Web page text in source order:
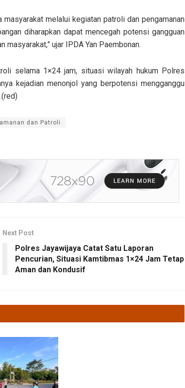
melalui kegiatan patroli dan pengamanan
diharapkan dapat mencegah potensi gangguan
ujar IPDA Yan Paembonan.
selama 1×24 jam, situasi wilayah hukum Polres
kejadian menonjol yang berpotensi mengganggu
dan Patroli
Next Post
Polres Jayawijaya Catat Satu Laporan
Pencurian, Situasi Kamtibmas 1×24 Jam Tetap
Aman dan Kondusif